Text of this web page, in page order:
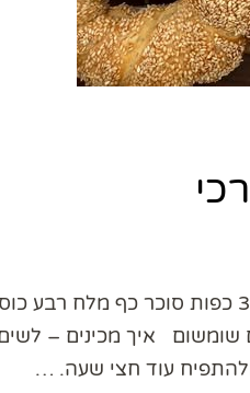
מים 4 כפות סילאן קערה עם שומשום איך
עוד חצי שעה. …